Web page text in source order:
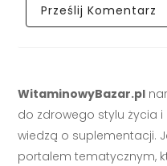
WitaminowyBazar.pl
do zdrowego stylu życia
wiedzą o suplementacji.
portalem tematycznym,